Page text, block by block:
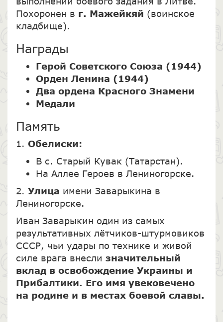
Похоронен в г. Мажейкяй (воинское
кладбище).
Награды
Герой Советского Союза (1944)
Орден Ленина (1944)
Два ордена Красного Знамени
Медали
Память
1. Обелиски:
В с. Старый Кувак (Татарстан).
На Аллее Героев в Лениногорске.
2. Улица имени Заварыкина в
Лениногорске.
Иван Заварыкин один из самых
результативных лётчиков-штурмовиков
СССР, чьи удары по технике и живой
силе врага внесли значительный
вклад в освобождение Украины и
Прибалтики. Его имя увековечено
на родине и в местах боевой славы.